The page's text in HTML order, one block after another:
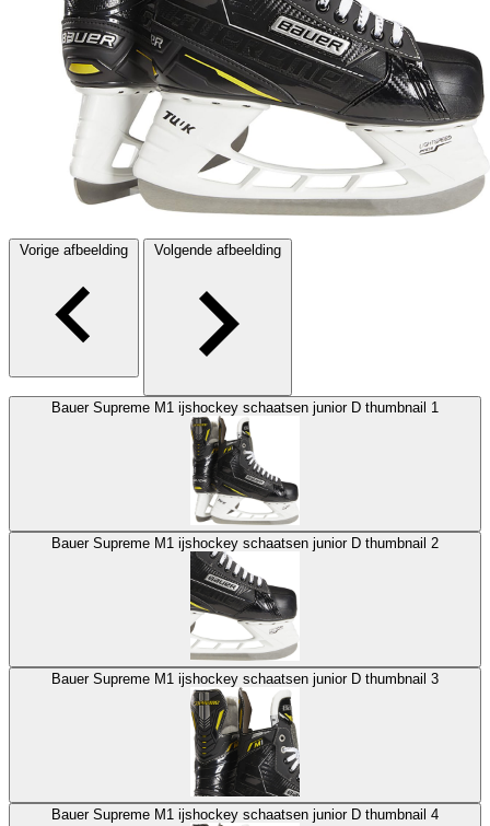
Vorige afbeelding Volgende afbeelding
Bauer Supreme M1 ijshockey schaatsen junior D thumbnail 1
Bauer Supreme M1 ijshockey schaatsen junior D thumbnail 2
Bauer Supreme M1 ijshockey schaatsen junior D thumbnail 3
Bauer Supreme M1 ijshockey schaatsen junior D thumbnail 4